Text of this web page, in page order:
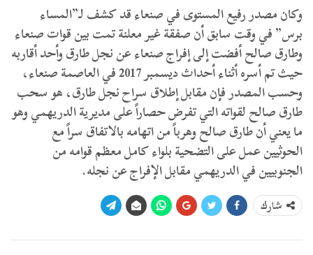
وكان مصدر رفيع المستوى في صنعاء قد كشف لـ”المساء
برس” في وقت سابق أن صفقة غير معلنة تمت بين قوات صنعاء
وطارق صالح أفضت إلى إفراج صنعاء عن نجل طارق وأحد أقاربه
حيث تم أسره أثناء أحداث ديسمبر 2017 في العاصمة صنعاء،
وحسب المصدر فإن مقابل إطلاق سراح نجل طارق، هو سحب
طارق صالح لقواته التي تفرض حصاراً على مديرية الدريهمي وهو
ما يعني أن طارق صالح وهرباً من اتهامه بالاتفاق سراً مع
الحوثيين عمل على التضحية بلواء كامل معظم قوامه من
الجنوبيين في الدريهمي مقابل الإفراج عن نجله.
شارك